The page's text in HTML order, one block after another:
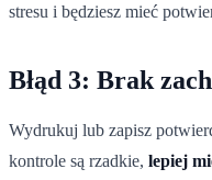
stresu i będziesz mieć
Błąd 3: Brak
Wydrukuj lub zapisz
kontrole są rzadkie, lepiej